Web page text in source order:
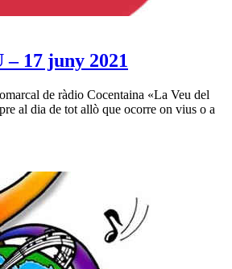
17 juny 2021
de ràdio Cocentaina «La Veu del
al dia de tot allò que ocorre on vius o a